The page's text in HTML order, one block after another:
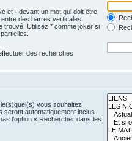
et - devant un mot qui doit être
des barres verticales
trouvé. Utilisez * comme joker si
des recherches
vous souhaitez
automatiquement inclus
l’option « Rechercher dans les